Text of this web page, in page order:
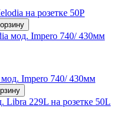
на розетке 50P
мод. Impero 740/ 430мм